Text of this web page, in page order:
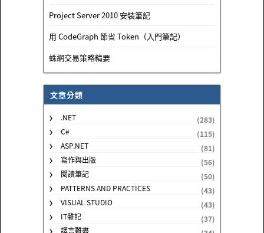
Project Server 2010 安裝筆記
用 CodeGraph 節省 Token（入門筆記）
蛛網交易策略精要
文章分類
.NET
(283)
C#
(115)
ASP.NET
(81)
寫作與出版
(56)
閱讀筆記
(50)
PATTERNS AND PRACTICES
(43)
VISUAL STUDIO
(43)
IT雜記
(37)
譯言難盡